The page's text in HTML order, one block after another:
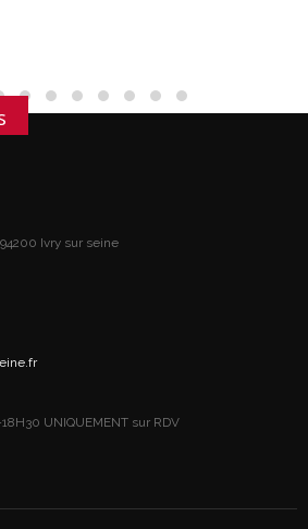
Ivry sur seine
UNIQUEMENT sur RDV